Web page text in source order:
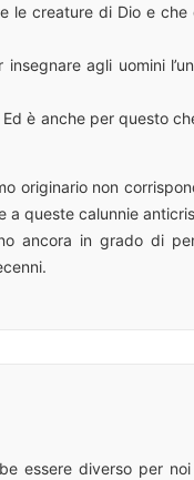
le creature di Dio e
agli uomini
è anche per questo
originario non
queste calunnie
ancora in grado di
essere diverso per